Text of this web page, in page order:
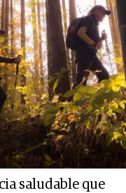
saludable que